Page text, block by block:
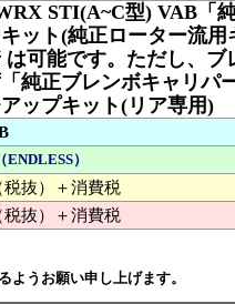
STI(A~C型) VAB「
ット(純正ローター流
は可能です。ただし、
純正ブレンボキャリ
ップキット(リア専用)
）
税抜）＋消費税
税抜）＋消費税
うお願い申し上げます。